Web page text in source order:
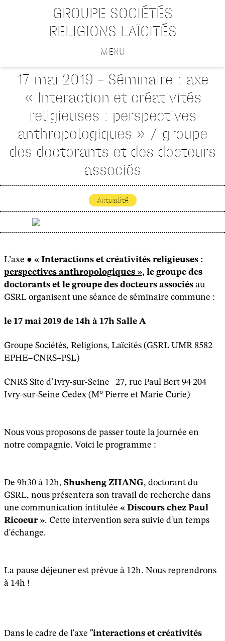
GROUPE SOCIÉTÉS
RELIGIONS LAÏCITÉS
MENU
17 mai 2019 – Séminaire : axe
« Interaction et créativités
religieuses : perspectives
anthropologiques » / groupe
des doctorants et des docteurs
associés
Actualité
L’axe
« Interactions et créativités religieuses :
perspectives anthropologiques », le groupe des
doctorants et le groupe des docteurs associés au
GSRL organisent une séance de séminaire commune :
le 17 mai 2019 de 14h à 17h Salle A
Groupe Sociétés, Religions, Laïcités (GSRL UMR 8582
EPHE–CNRS–PSL)
CNRS Site d’Ivry-sur-Seine 27, rue Paul Bert 94 204
Ivry-sur-Seine Cedex (M° Pierre et Marie Curie)
Nous vous proposons de passer toute la journée en
notre compagnie. Voici le programme :
De 9h30 à 12h, Shusheng ZHANG, doctorant du
GSRL, nous présentera son travail de recherche dans
une communication intitulée « Discours chez Paul
Ricoeur ». Cette intervention sera suivie d'un temps
d'échange.
La pause déjeuner est prévue à 12h. Nous reprendrons
à 14h !
Dans le cadre de l'axe "interactions et créativités